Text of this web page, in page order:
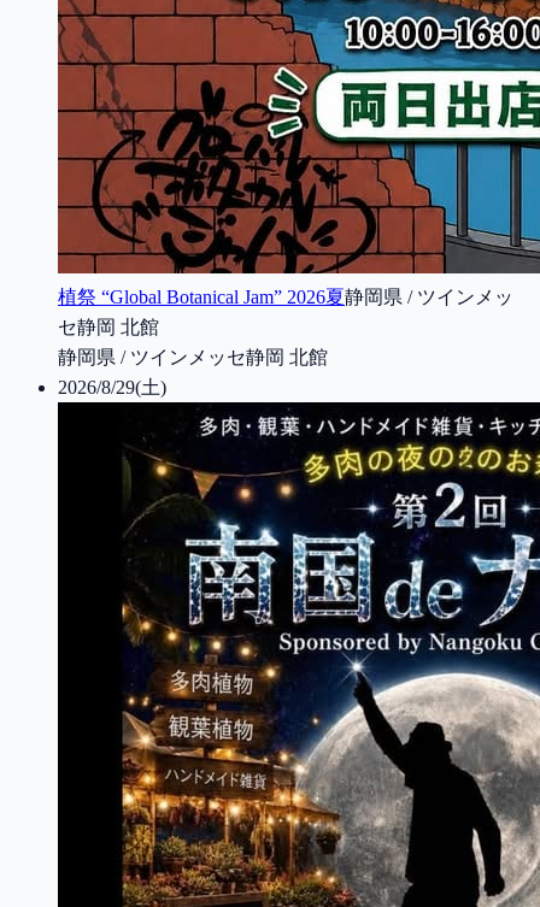
植祭 “Global Botanical Jam” 2026夏静岡県 / ツインメッ
セ静岡 北館
静岡県 / ツインメッセ静岡 北館
2026/8/29(土)